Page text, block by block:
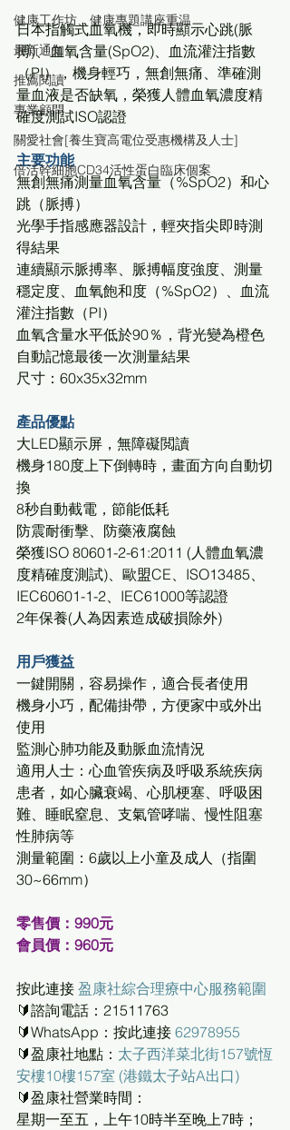
健康工作坊、健康專題講座重温
最新通知
推薦閱讀
專業顧問
關愛社會[養生寶高電位受惠機構及人士]
倍活幹細胞CD34活性蛋白臨床個案
日本指觸式血氧機，即時顯示心跳(脈
搏)、血氧含量(SpO2)、血流灌注指數
（PI），機身輕巧，無創無痛、準確測
量血液是否缺氧，榮獲人體血氧濃度精
確度測試ISO認證
主要功能
無創無痛測量血氧含量（%SpO2）和心
跳（脈搏）
光學手指感應器設計，輕夾指尖即時測
得結果
連續顯示脈搏率、脈搏幅度強度、測量
穩定度、血氧飽和度（%SpO2）、血流
灌注指數（PI）
血氧含量水平低於90％，背光變為橙色
自動記憶最後一次測量結果
尺寸：60x35x32mm
產品優點
大LED顯示屏，無障礙閲讀
機身180度上下倒轉時，畫面方向自動切
換
8秒自動截電，節能低耗
防震耐衝擊、防藥液腐蝕
榮獲ISO 80601-2-61:2011 (人體血氧濃
度精確度測試)、歐盟CE、ISO13485、
IEC60601-1-2、IEC61000等認證
2年保養(人為因素造成破損除外)
用戶獲益
一鍵開關，容易操作，適合長者使用
機身小巧，配備掛帶，方便家中或外出
使用
監測心肺功能及動脈血流情況
適用人士：心血管疾病及呼吸系統疾病
患者，如心臟衰竭、心肌梗塞、呼吸困
難、睡眠窒息、支氣管哮喘、慢性阻塞
性肺病等
測量範圍：6歲以上小童及成人（指圍
30~66mm）
零售價：990元
會員價：960元
按此連接 盈康社綜合理療中心服務範圍
🔰諮詢電話：21511763
🔰WhatsApp：按此連接 62978955
🔰盈康社地點： 太子西洋菜北街157號恆
安樓10樓157室 (港鐵太子站A出口)
🔰盈康社營業時間：
星期一至五，上午10時半至晚上7時；